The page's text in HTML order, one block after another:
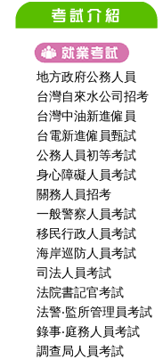
地方政府公務人員
台灣自來水公司招考
台灣中油新進僱員
台電新進僱員甄試
公務人員初等考試
身心障礙人員考試
關務人員招考
一般警察人員考試
移民行政人員考試
海岸巡防人員考試
司法人員考試
法院書記官考試
法警‧監所管理員考試
錄事‧庭務人員考試
調查局人員考試